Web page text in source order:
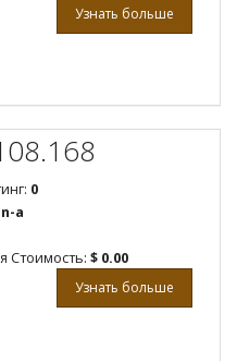
Узнать больше
0
n-a
Стоимость: $ 0.00
Узнать больше